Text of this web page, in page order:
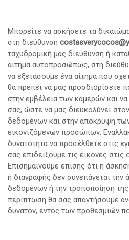
Μπορείτε να ασκήσετε τα
στη διεύθυνση
ταχυδρομική μας διεύθυνση ή
αίτημα αυτοπροσώπως, στη
να εξετάσουμε ένα αίτημα που
θα πρέπει να μας προσδιορίσετε
στην εμβέλεια των καμερών και
σας, ώστε να μας διευκολύνει
δεδομένων και στην απόκρυψη
εικονιζόμενων προσώπων.
δυνατότητα να προσέλθετε στις
σας επιδείξουμε τις εικόνες στις
Επισημαίνουμε επίσης ότι η
ή διαγραφής δεν συνεπάγεται την
δεδομένων ή την τροποποίηση
περίπτωση θα σας απαντήσουμε
δυνατόν, εντός των προθεσμιών